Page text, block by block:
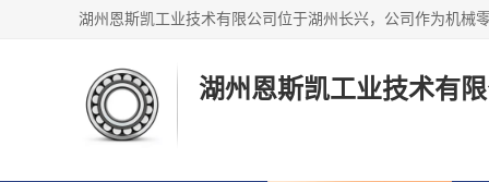
湖州恩斯凯工业技术有